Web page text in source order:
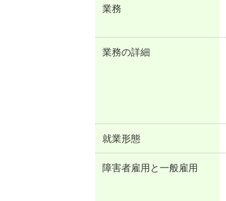
業務
業務の詳細
就業形態
障害者雇用と一般雇用